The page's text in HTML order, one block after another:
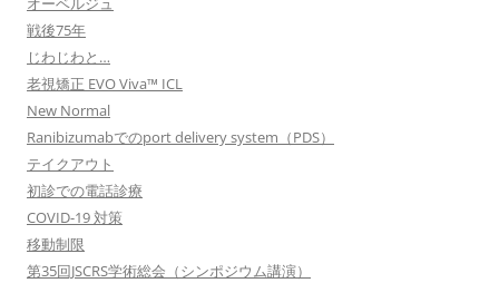
戦後75年
じわじわと…
老視矯正 EVO Viva™ ICL
New Normal
Ranibizumabでのport delivery system（PDS）
テイクアウト
初診での電話診療
COVID-19 対策
移動制限
第35回JSCRS学術総会（シンポジウム講演）